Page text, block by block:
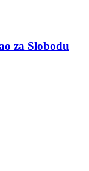
za Slobodu